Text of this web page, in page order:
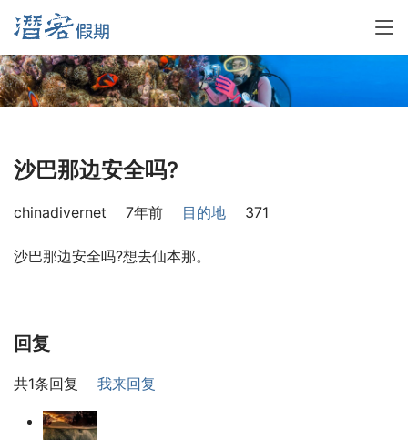
沙巴那边安全吗?
chinadivernet 7年前 目的地 371
沙巴那边安全吗?想去仙本那。
回复
共1条回复 我来回复